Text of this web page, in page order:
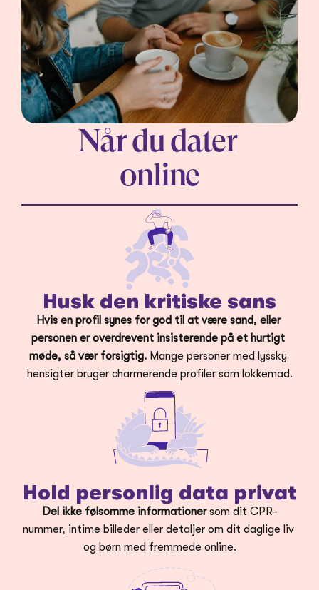
Når du dater
online
Husk den kritiske sans
Hvis en profil synes for god til at være sand, eller
personen er overdrevent insisterende på et hurtigt
møde, så vær forsigtig. Mange personer med lyssky
hensigter bruger charmerende profiler som lokkemad.
Hold personlig data privat
Del ikke følsomme informationer som dit CPR-
nummer, intime billeder eller detaljer om dit daglige liv
og børn med fremmede online.